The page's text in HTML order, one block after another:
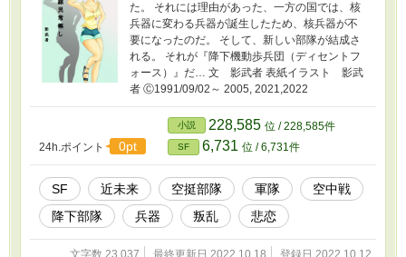
た。 それには理由があった、一方の国では、核
兵器に変わる兵器が誕生したため、核兵器が不
要になったのだ。 そして、新しい部隊が結成さ
れる。 それが『降下機動歩兵団（ディセントフ
ォース）』だ… 文 影武者 表紙イラスト 影武
者 Ⓒ1991/09/02～ 2005, 2021,2022
24h.ポイント 0pt
小説 228,585 位 / 228,585件
SF 6,731 位 / 6,731件
SF 近未来 空挺部隊 軍隊
空中戦
降下部隊
兵器 叛乱 悲恋
文字数 23,037 最終更新日 2022.10.18 登録日 2022.10.12